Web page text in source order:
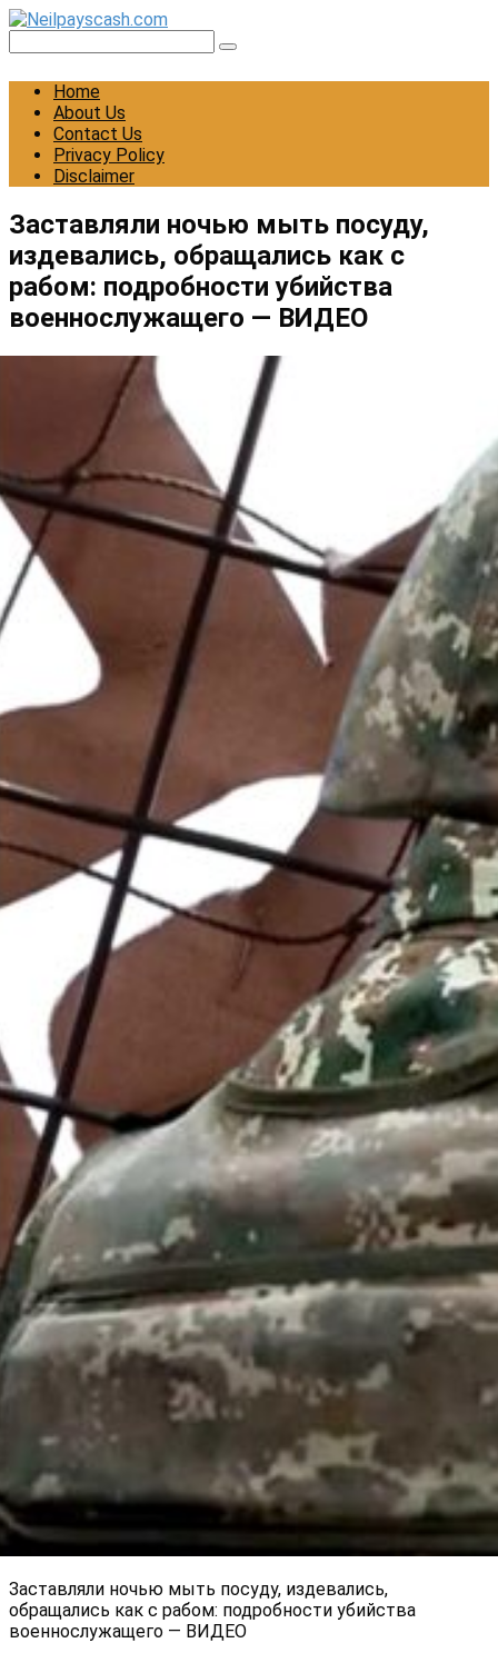
Skip
content
Home
About Us
Contact Us
Privacy Policy
Disclaimer
Заставляли ночью мыть посуду,
издевались, обращались как с
рабом: подробности убийства
военнослужащего — ВИДЕО
Заставляли ночью мыть посуду, издевались,
обращались как с рабом: подробности убийства
военнослужащего — ВИДЕО